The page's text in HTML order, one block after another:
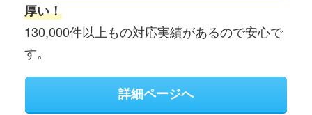
厚い！
130,000件以上もの対応実績があるので安心で
す。
詳細ページへ